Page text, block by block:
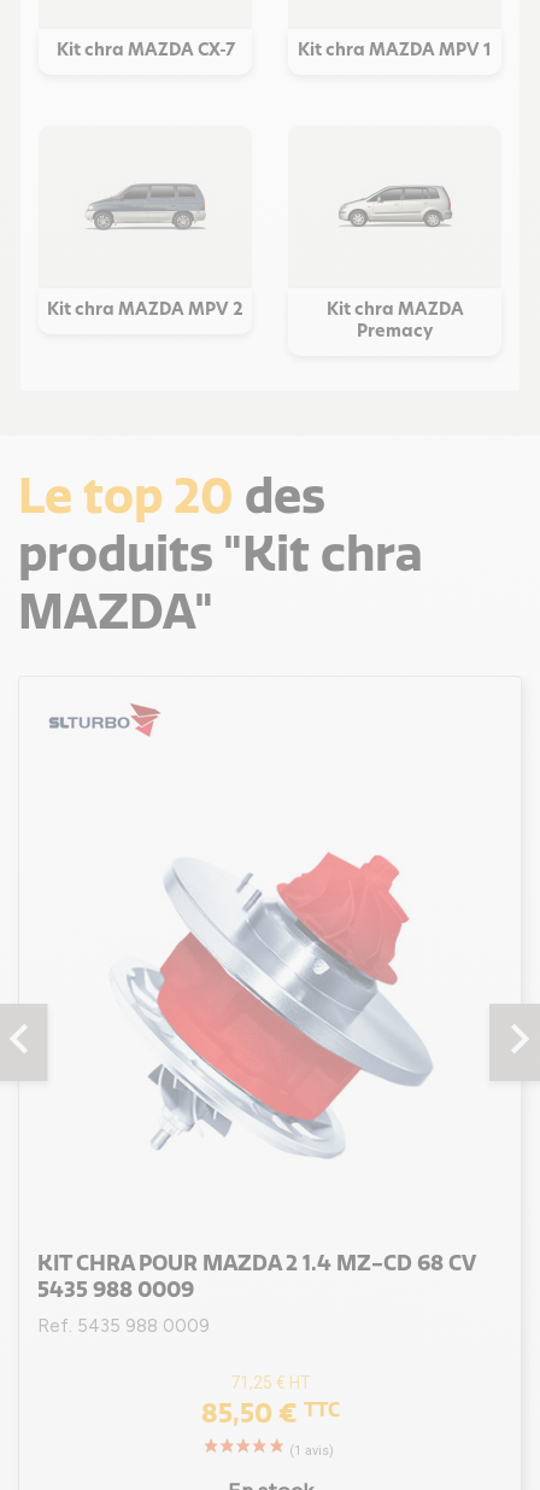
Kit chra MAZDA CX-7 Kit chra MAZDA MPV 1
Kit chra MAZDA MPV 2
Kit chra MAZDA
Premacy
Le top 20 des
produits "Kit chra
MAZDA"
KIT CHRA POUR MAZDA 2 1.4 MZ-CD 68 CV
5435 988 0009
Ref. 5435 988 0009
71,25 € HT
85,50 € TTC